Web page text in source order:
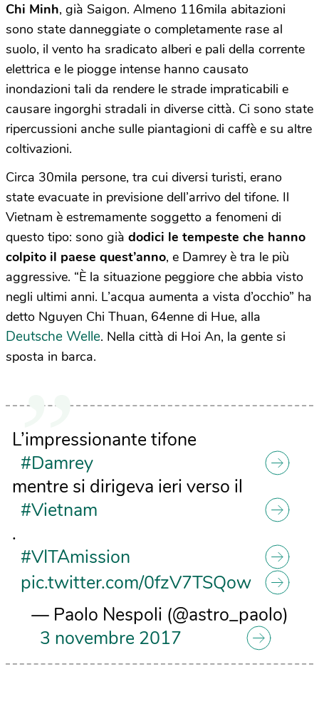
Chi Minh, già Saigon. Almeno 116mila abitazioni
sono state danneggiate o completamente rase al
suolo, il vento ha sradicato alberi e pali della corrente
elettrica e le piogge intense hanno causato
inondazioni tali da rendere le strade impraticabili e
causare ingorghi stradali in diverse città. Ci sono state
ripercussioni anche sulle piantagioni di caffè e su altre
coltivazioni.
Circa 30mila persone, tra cui diversi turisti, erano
state evacuate in previsione dell’arrivo del tifone. Il
Vietnam è estremamente soggetto a fenomeni di
questo tipo: sono già dodici le tempeste che hanno
colpito il paese quest’anno, e Damrey è tra le più
aggressive. “È la situazione peggiore che abbia visto
negli ultimi anni. L’acqua aumenta a vista d’occhio” ha
detto Nguyen Chi Thuan, 64enne di Hue, alla
Deutsche Welle. Nella città di Hoi An, la gente si
sposta in barca.
L’impressionante tifone
#Damrey
mentre si dirigeva ieri verso il
#Vietnam
.
#VITAmission
pic.twitter.com/0fzV7TSQow
— Paolo Nespoli (@astro_paolo)
3 novembre 2017